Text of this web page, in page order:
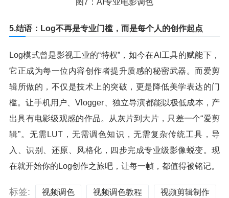
5.结语：Log不再是专业门槛，而是每个人的创作起点
Log模式曾是影视工业的“特权”，如今在AI工具的赋能下，
它正成为每一位内容创作者提升质感的秘密武器。而爱剪
辑所做的，不仅是技术上的突破，更是降低美学表达的门
槛。让手机用户、Vlogger、独立导演都能以极低成本，产
出具有电影级观感的作品。从灰片到大片，只差一个“爱剪
辑”。无需LUT，无需调色知识，无需复杂传统工具，导
入、识别、还原、风格化，四步完成专业级影像蜕变。现
在就开始你的Log创作之旅吧，让每一帧，都值得被铭记。
标签: 视频调色 视频调色教程 视频剪辑制作